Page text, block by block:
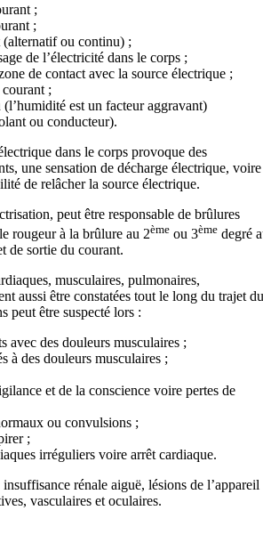
;
;
ou continu) ;
de l’électricité dans le corps ;
de contact avec la source électrique ;
;
(l’humidité est un facteur aggravant)
ou conducteur).
dans le corps provoque des
une sensation de décharge électrique, voire
de relâcher la source électrique.
peut être responsable de brûlures
rougeur à la brûlure au 2èmeou 3èmedegré
de sortie du courant.
musculaires, pulmonaires,
aussi être constatées tout le long du trajet du
peut être suspecté lors :
avec des douleurs musculaires ;
à des douleurs musculaires ;
et de la conscience voire pertes de
ou convulsions ;
;
irréguliers voire arrêt cardiaque.
rénale aiguë, lésions de l’appareil
vasculaires et oculaires.